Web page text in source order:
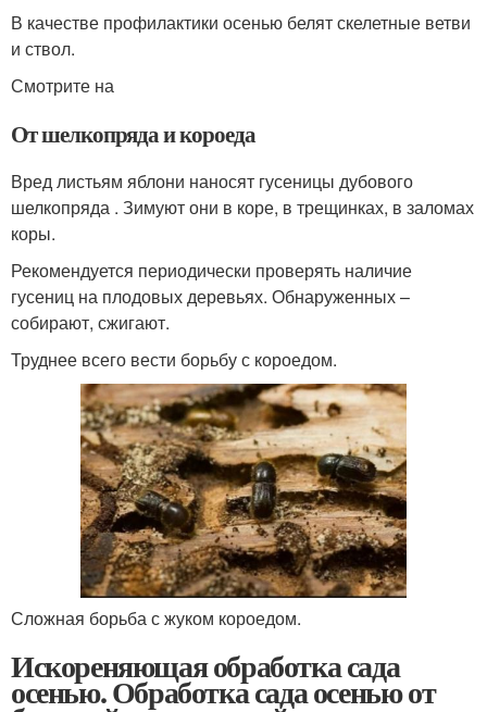
В качестве профилактики осенью белят скелетные ветви
и ствол.
Смотрите на
От шелкопряда и короеда
Вред листьям яблони наносят гусеницы дубового
шелкопряда . Зимуют они в коре, в трещинках, в заломах
коры.
Рекомендуется периодически проверять наличие
гусениц на плодовых деревьях. Обнаруженных –
собирают, сжигают.
Труднее всего вести борьбу с короедом.
Сложная борьба с жуком короедом.
Искореняющая обработка сада
осенью. Обработка сада осенью от